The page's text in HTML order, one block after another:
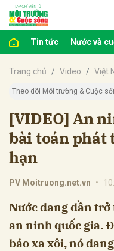
Tin tức Nước và
Trang chủ Video Việt
Theo dõi Môi trường & Cuộc
[VIDEO] An
bài toán phát
hạn
PV Moitruong.net.vn •
Nước đang dần
an ninh quốc gia.
báo xa xôi, nó